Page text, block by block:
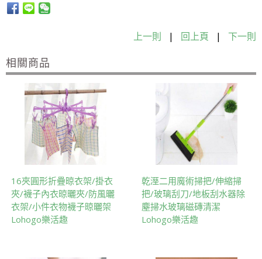
上一則 | 回上頁 | 下一則
相關商品
16夾圓形折疊晾衣架/掛衣
夾/襪子內衣晾曬夾/防風曬
衣架/小件衣物襪子晾曬架
Lohogo樂活趣
乾溼二用魔術掃把/伸縮掃
把/玻璃刮刀/地板刮水器除
塵掃水玻璃磁磚清潔
Lohogo樂活趣